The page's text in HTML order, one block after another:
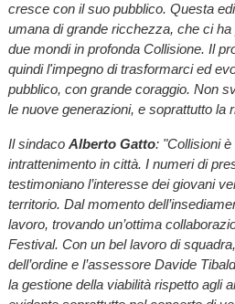
cresce con il suo pubblico. Questa
umana di grande ricchezza, che ci
due mondi in profonda Collisione. Il
quindi l'impegno di trasformarci ed
pubblico, con grande coraggio. Non
le nuove generazioni, e soprattutto la
Il sindaco Alberto Gatto: "Collisioni
intrattenimento in città. I numeri di
testimoniano l’interesse dei giovani
territorio. Dal momento
lavoro, trovando un’ottima
Festival. Con un bel lavoro di
dell’ordine e l’assessore Davide
la gestione della viabilità rispetto agli